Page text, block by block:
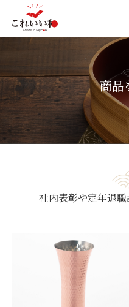
商品
社内表彰や定年退